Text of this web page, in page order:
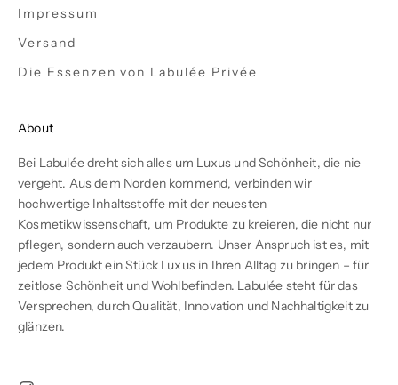
Impressum
Versand
Die Essenzen von Labulée Privée
About
Bei Labulée dreht sich alles um Luxus und Schönheit, die nie
vergeht. Aus dem Norden kommend, verbinden wir
hochwertige Inhaltsstoffe mit der neuesten
Kosmetikwissenschaft, um Produkte zu kreieren, die nicht nur
pflegen, sondern auch verzaubern. Unser Anspruch ist es, mit
jedem Produkt ein Stück Luxus in Ihren Alltag zu bringen – für
zeitlose Schönheit und Wohlbefinden. Labulée steht für das
Versprechen, durch Qualität, Innovation und Nachhaltigkeit zu
glänzen.